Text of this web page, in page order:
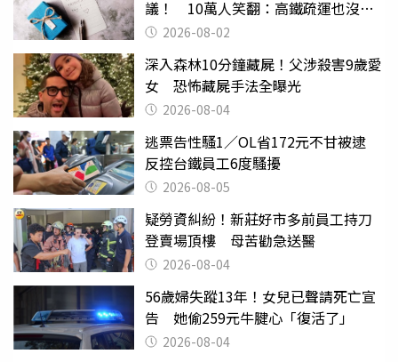
議！ 10萬人笑翻：高鐵疏運也沒列
父親節
2026-08-02
深入森林10分鐘藏屍！父涉殺害9歲愛
女 恐怖藏屍手法全曝光
2026-08-04
逃票告性騷1／OL省172元不甘被逮
反控台鐵員工6度騷擾
2026-08-05
疑勞資糾紛！新莊好市多前員工持刀
登賣場頂樓 母苦勸急送醫
2026-08-04
56歲婦失蹤13年！女兒已聲請死亡宣
告 她偷259元牛腱心「復活了」
2026-08-04